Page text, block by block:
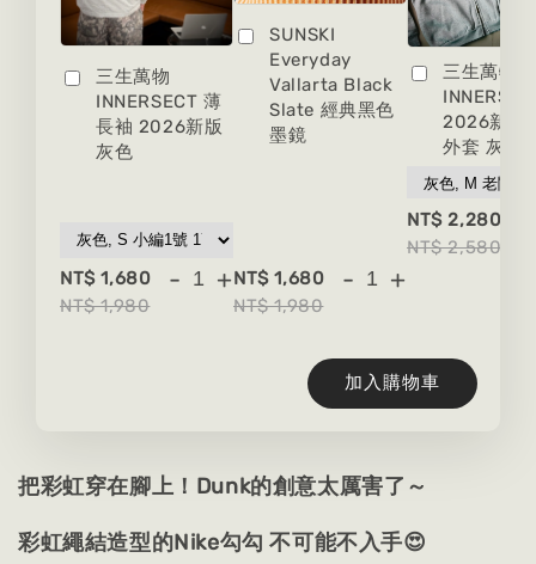
三生萬物
INNERSECT 薄
長袖 2026新版
灰色
NT$ 1,680
NT$ 1,980
- +
SUNSKI
Everyday
Vallarta Black
Slate 經典黑色
墨鏡
NT$ 1,680
NT$ 1,980
- +
三生萬物
2026新版
外套 灰色
NT$ 2,280
NT$ 2,580
加入購物車
把彩虹穿在腳上！Dunk的創意太厲害了～
彩虹繩結造型的Nike勾勾 不可能不入手😍